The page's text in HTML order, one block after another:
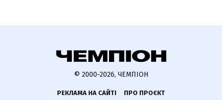
© 2000-2026, ЧЕМПІОН
РЕКЛАМА НА САЙТІ
ПРО ПРОЄКТ